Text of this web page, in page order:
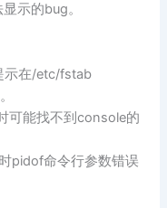
示的bug。
示在/etc/fstab
可能找不到console的
pidof命令行参数错误